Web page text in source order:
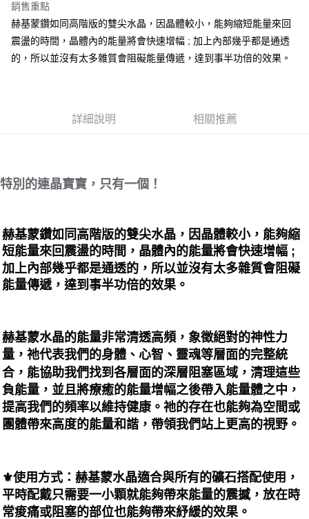
ATM付款
每筆NT$80，滿NT$3,000(含以上)免運費
付款後門市自取
免運費
銷售重點
赫基蒙鑽如同高階版的雙尖水晶，因晶體較小，能夠縮短能量來回
震盪的時間，晶體內的能量將會快速增幅 ; 加上內部幾乎都是通透
的，所以並沒有太多雜質會阻礙能量傳遞，達到事半功倍的效果。
詳細說明 相關推薦
特別的連晶寶寶，只有一個！
赫基蒙鑽如同高階版的雙尖水晶，因晶體較小，能夠縮
短能量來回震盪的時間，晶體內的能量將會快速增幅 ;
加上內部幾乎都是通透的，所以並沒有太多雜質會阻礙
能量傳遞，達到事半功倍的效果。
赫基蒙水晶的能量非常清透高頻，象徵絕對的神性力
量，祂代表我們的身體、心智、靈魂等層面的完整統
合，能協助我們找到各層面的深層阻塞區域，清理這些
負能量，並且將療癒的能量增幅之後帶入能量體之中，
提高我們的頻率以維持健康。祂的存在也能夠為空間或
團體帶來高度的能量和諧，帶領我們站上更高的視野。
⚜️使用方式：赫基蒙水晶適合與所有的礦石搭配使用，
平時配戴只需要一小顆就能夠帶來能量的震撼，放在時
常痠痛或阻塞的部位也能夠帶來紓緩的效果。